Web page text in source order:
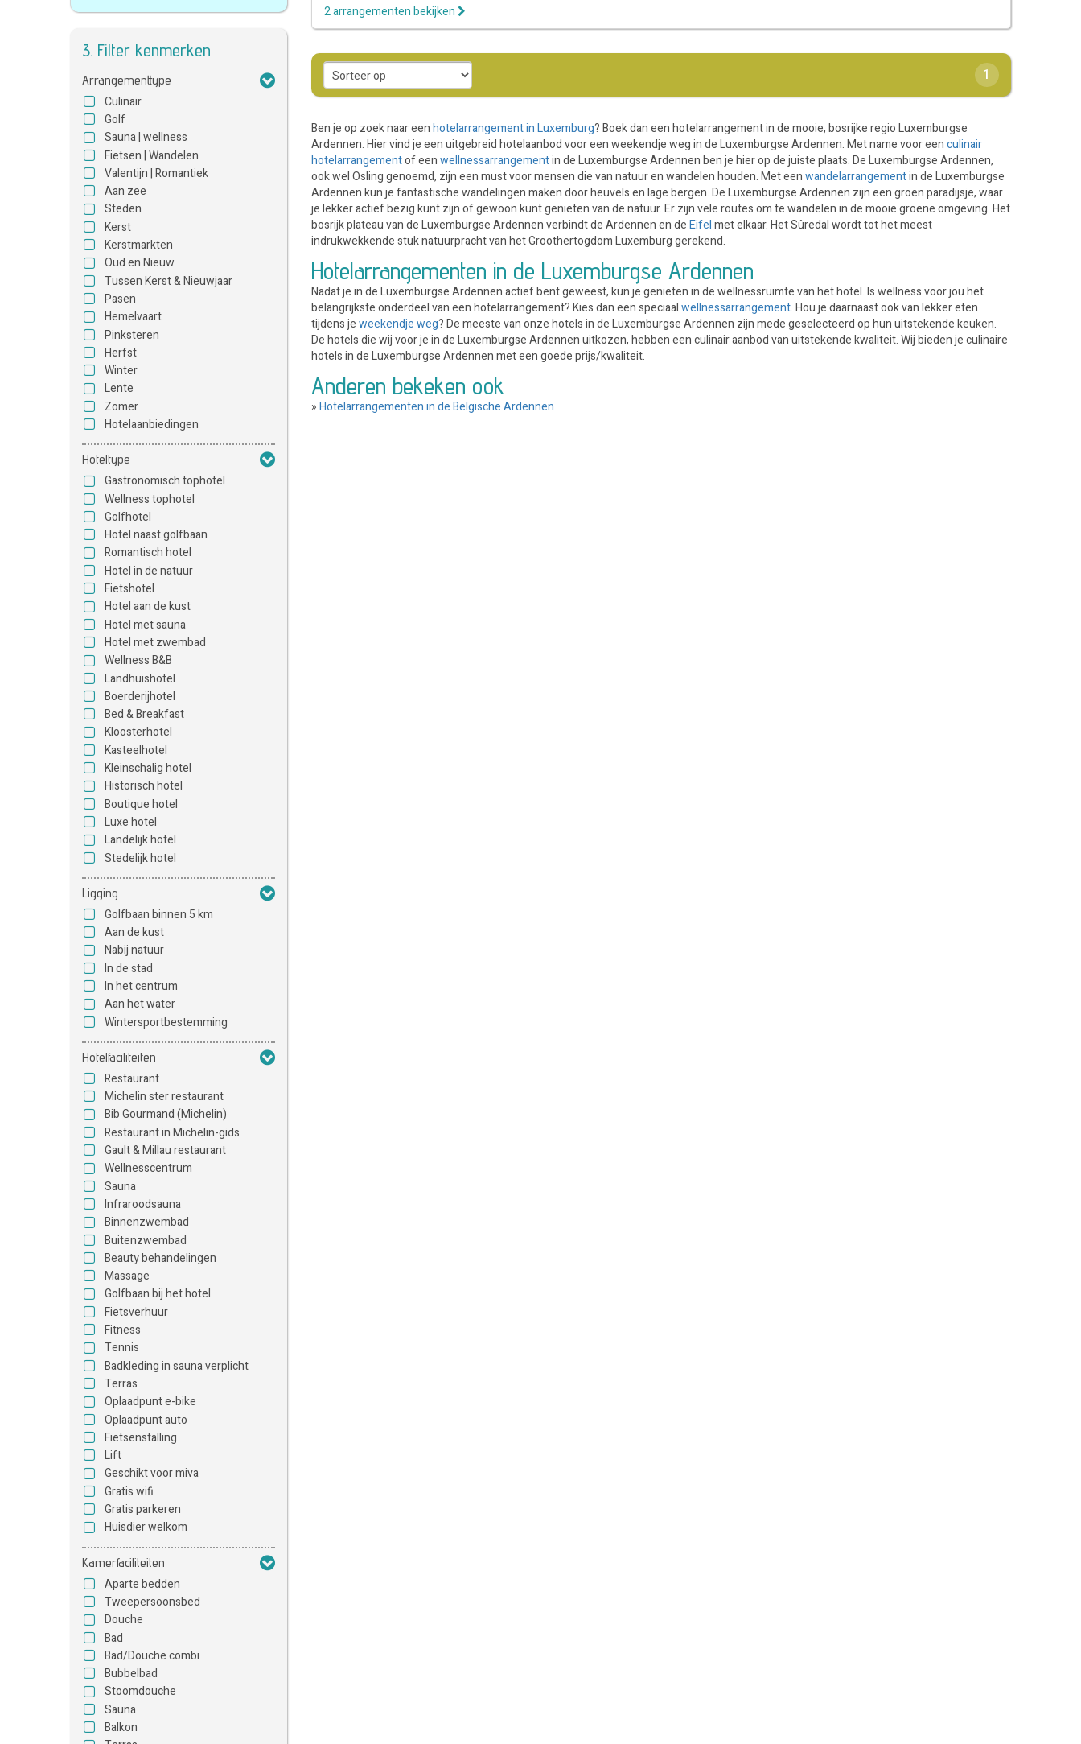
3. Filter kenmerken
Arrangementtype
Culinair
Golf
Sauna | wellness
Fietsen | Wandelen
Valentijn | Romantiek
Aan zee
Steden
Kerst
Kerstmarkten
Oud en Nieuw
Tussen Kerst & Nieuwjaar
Pasen
Hemelvaart
Pinksteren
Herfst
Winter
Lente
Zomer
Hotelaanbiedingen
Hoteltype
Gastronomisch tophotel
Wellness tophotel
Golfhotel
Hotel naast golfbaan
Romantisch hotel
Hotel in de natuur
Fietshotel
Hotel aan de kust
Hotel met sauna
Hotel met zwembad
Wellness B&B
Landhuishotel
Boerderijhotel
Bed & Breakfast
Kloosterhotel
Kasteelhotel
Kleinschalig hotel
Historisch hotel
Boutique hotel
Luxe hotel
Landelijk hotel
Stedelijk hotel
Ligging
Golfbaan binnen 5 km
Aan de kust
Nabij natuur
In de stad
In het centrum
Aan het water
Wintersportbestemming
Hotelfaciliteiten
Restaurant
Michelin ster restaurant
Bib Gourmand (Michelin)
Restaurant in Michelin-gids
Gault & Millau restaurant
Wellnesscentrum
Sauna
Infraroodsauna
Binnenzwembad
Buitenzwembad
Beauty behandelingen
Massage
Golfbaan bij het hotel
Fietsverhuur
Fitness
Tennis
Badkleding in sauna verplicht
Terras
Oplaadpunt e-bike
Oplaadpunt auto
Fietsenstalling
Lift
Geschikt voor miva
Gratis wifi
Gratis parkeren
Huisdier welkom
Kamerfaciliteiten
Aparte bedden
Tweepersoonsbed
Douche
Bad
Bad/Douche combi
Bubbelbad
Stoomdouche
Sauna
Balkon
2 arrangementen bekijken
1
Ben je op zoek naar eenhotelarrangement in Luxemburg? Boek dan een hotelarrangement in de mooie, bosrijke regio Luxemburgse
Ardennen. Hier vind je een uitgebreid hotelaanbod voor een weekendje weg in de Luxemburgse Ardennen. Met name voor eenculinair
hotelarrangementof eenwellnessarrangementin de Luxemburgse Ardennen ben je hier op de juiste plaats. De Luxemburgse Ardennen,
ook wel Osling genoemd, zijn een must voor mensen die van natuur en wandelen houden. Met eenwandelarrangementin de Luxemburgse
Ardennen kun je fantastische wandelingen maken door heuvels en lage bergen. De Luxemburgse Ardennen zijn een groen paradijsje, waar
je lekker actief bezig kunt zijn of gewoon kunt genieten van de natuur. Er zijn vele routes om te wandelen in de mooie groene omgeving. Het
bosrijk plateau van de Luxemburgse Ardennen verbindt de Ardennen en deEifelmet elkaar. Het Sûredal wordt tot het meest
indrukwekkende stuk natuurpracht van het Groothertogdom Luxemburg gerekend.
Hotelarrangementen in de Luxemburgse Ardennen
Nadat je in de Luxemburgse Ardennen actief bent geweest, kun je genieten in de wellnessruimte van het hotel. Is wellness voor jou het
belangrijkste onderdeel van een hotelarrangement? Kies dan een speciaalwellnessarrangement. Hou je daarnaast ook van lekker eten
tijdens jeweekendje weg? De meeste van onze hotels in de Luxemburgse Ardennen zijn mede geselecteerd op hun uitstekende keuken.
De hotels die wij voor je in de Luxemburgse Ardennen uitkozen, hebben een culinair aanbod van uitstekende kwaliteit. Wij bieden je culinaire
hotels in de Luxemburgse Ardennen met een goede prijs/kwaliteit.
Anderen bekeken ook
»Hotelarrangementen in de Belgische Ardennen